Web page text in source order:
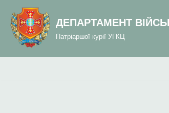
вмісту
Перейти
вмісту
ДЕПАРТАМЕНТ
Патріаршої курії УГКЦ